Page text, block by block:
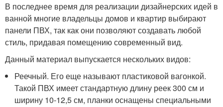
В последнее время для реализации дизайнерских идей в
ванной многие владельцы домов и квартир выбирают
панели ПВХ, так как они позволяют создавать любой
стиль, придавая помещению современный вид.
Данный материал выпускается нескольких видов:
Реечный. Его еще называют пластиковой вагонкой.
Такой ПВХ имеет стандартную длину реек 300 см и
ширину 10-12,5 см, планки оснащены специальными